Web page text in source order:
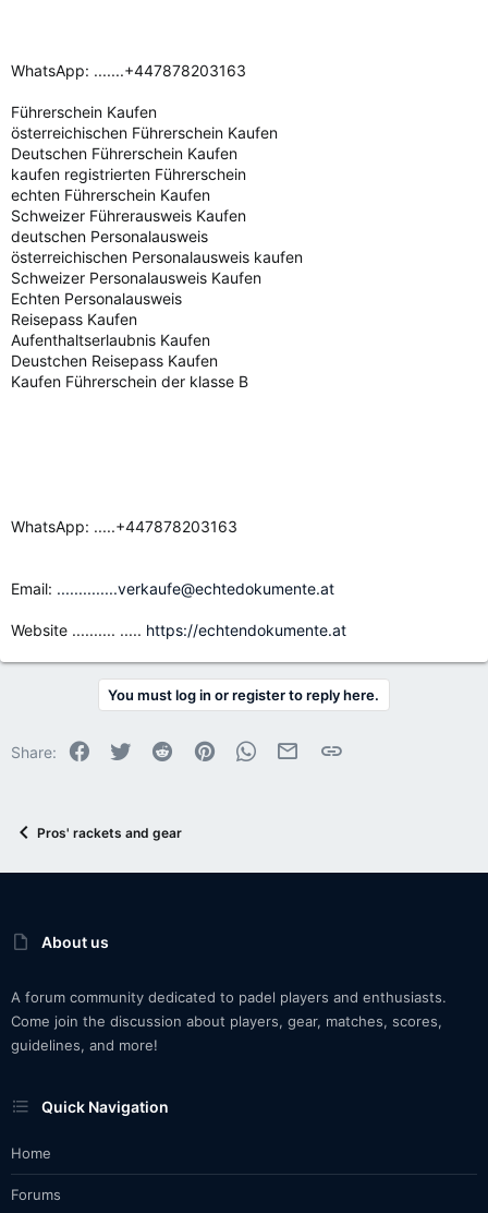
WhatsApp: .......+447878203163
Führerschein Kaufen
österreichischen Führerschein Kaufen
Deutschen Führerschein Kaufen
kaufen registrierten Führerschein
echten Führerschein Kaufen
Schweizer Führerausweis Kaufen
deutschen Personalausweis
österreichischen Personalausweis kaufen
Schweizer Personalausweis Kaufen
Echten Personalausweis
Reisepass Kaufen
Aufenthaltserlaubnis Kaufen
Deustchen Reisepass Kaufen
Kaufen Führerschein der klasse B
WhatsApp: .....+447878203163
Email: ..............verkaufe@echtedokumente.at
Website .......... ..... https://echtendokumente.at
You must log in or register to reply here.
Share: Facebook
Twitter Reddit PinterestWhatsApp
Email Link
Pros' rackets and gear
About us
A forum community dedicated to padel players and enthusiasts.
Come join the discussion about players, gear, matches, scores,
guidelines, and more!
Quick Navigation
Home
Forums